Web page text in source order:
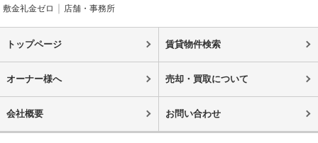
敷金礼金ゼロ
店舗・事務所
トップページ 賃貸物件検索
オーナー様へ 売却・買取について
会社概要 お問い合わせ